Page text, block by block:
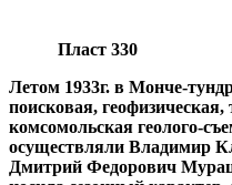
Пласт 330
Летом 1933г. в Монче-
поисковая, геофизическая,
комсомольская геолого-
осуществляли Владимир
Дмитрий Федорович